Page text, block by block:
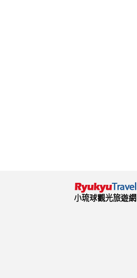
藤枝森林遊樂區6
只剩41名額